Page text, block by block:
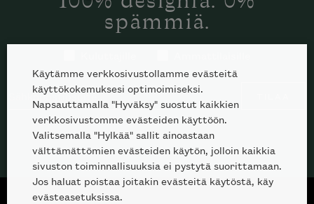
spämmiä.
Käytämme verkkosivustollamme evästeitä
käyttökokemuksesi optimoimiseksi.
Napsauttamalla "Hyväksy" suostut kaikkien
verkkosivustomme evästeiden käyttöön.
Valitsemalla "Hylkää" sallit ainoastaan
välttämättömien evästeiden käytön, jolloin kaikkia
sivuston toiminnallisuuksia ei pystytä suorittamaan.
Jos haluat poistaa joitakin evästeitä käytöstä, käy
evästeasetuksissa.